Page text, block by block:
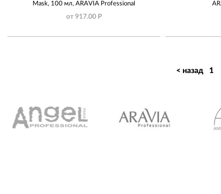
Mask, 100 мл, ARAVIA Professional
от 917.00 Р
< назад 1